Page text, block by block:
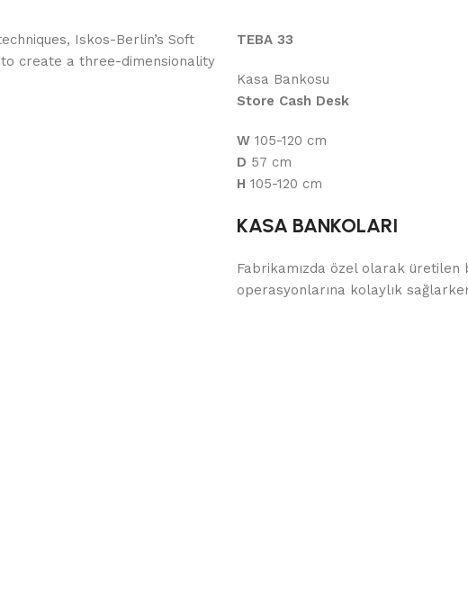
Iskos-Berlin’s Soft
create a three-dimensionality
TEBA 33
Kasa Bankosu
Store Cash Desk
W 105-120 cm
D 57 cm
H 105-120 cm
KASA BANKOLARI
Fabrikamızda özel olarak üretilen
operasyonlarına kolaylık